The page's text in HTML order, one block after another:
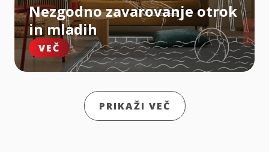
Nezgodno zavarovanje otrok
in mladih
VEČ
PRIKAŽI VEČ